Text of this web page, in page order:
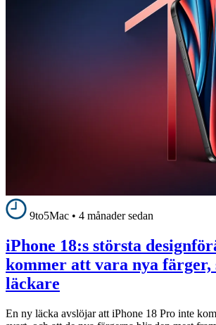
9to5Mac • 4 månader sedan
iPhone 18:s största
kommer att vara nya färger,
läckare
En ny läcka avslöjar att iPhone 18 Pro inte